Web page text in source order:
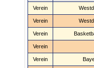
Verein
Verein
Verein
Verein
Verein